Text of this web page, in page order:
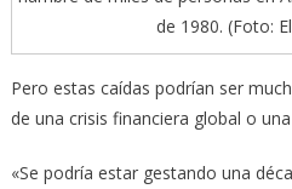
de 1980. (Foto:
Pero estas caídas podrían ser
de una crisis financiera global o
«Se podría estar gestando una